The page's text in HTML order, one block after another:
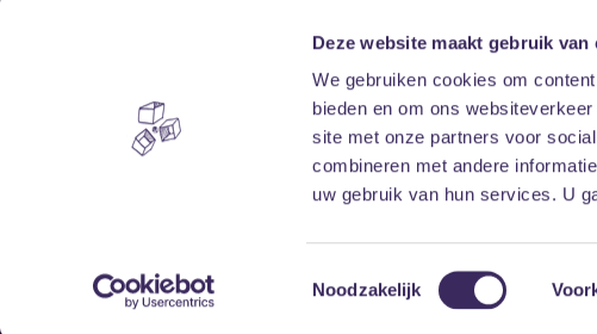
Deze website maakt gebruik van
We gebruiken cookies om
bieden en om ons
site met onze partners voor
combineren met andere
uw gebruik van hun services. U
Toestemmingsselectie
Noodzakelijk
Home
Vrijwilligers
Disclaimer
Toegankelijkheid
Privacy & cookies